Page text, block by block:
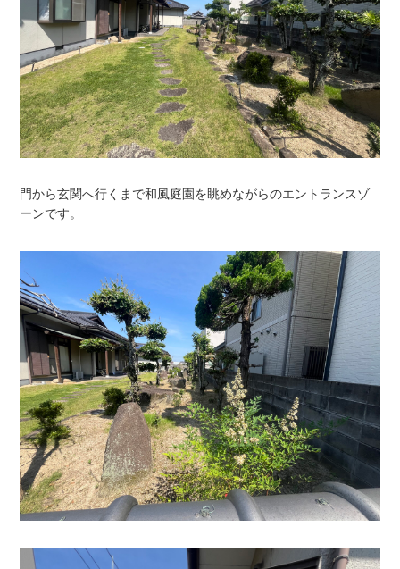
門から玄関へ行くまで和風庭園を眺めながらのエントランスゾ
ーンです。